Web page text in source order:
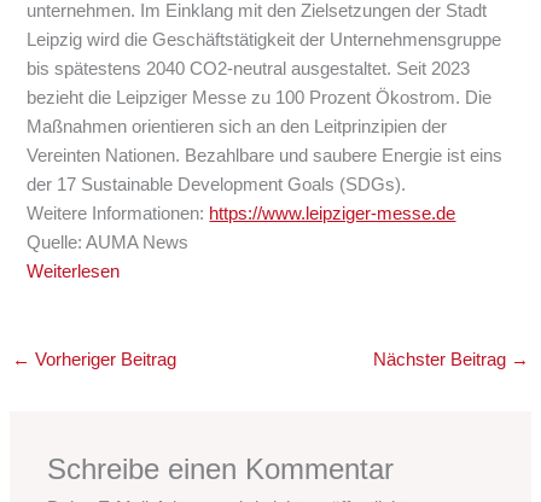
unternehmen. Im Einklang mit den Zielsetzungen der Stadt
Leipzig wird die Geschäftstätigkeit der Unternehmensgruppe
bis spätestens 2040 CO2-neutral ausgestaltet. Seit 2023
bezieht die Leipziger Messe zu 100 Prozent Ökostrom. Die
Maßnahmen orientieren sich an den Leitprinzipien der
Vereinten Nationen. Bezahlbare und saubere Energie ist eins
der 17 Sustainable Development Goals (SDGs).
Weitere Informationen: https://www.leipziger-messe.de
Quelle: AUMA News
Weiterlesen
← Vorheriger Beitrag Nächster Beitrag →
Schreibe einen Kommentar